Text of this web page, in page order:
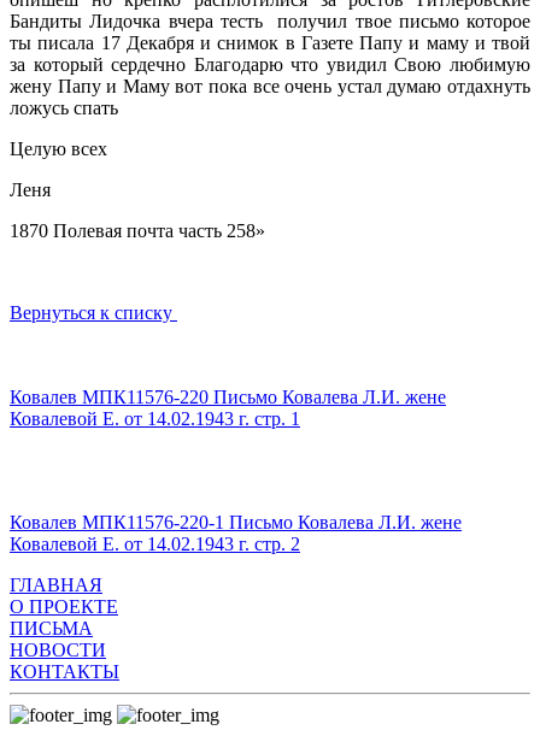
Бандиты Лидочка вчера тесть получил твое письмо которое
ты писала 17 Декабря и снимок в Газете Папу и маму и твой
за который сердечно Благодарю что увидил Свою любимую
жену Папу и Маму вот пока все очень устал думаю отдахнуть
ложусь спать
Целую всех
Леня
1870 Полевая почта часть 258»
Вернуться к списку
Ковалев МПК11576-220 Письмо Ковалева Л.И. жене
Ковалевой Е. от 14.02.1943 г. стр. 1
Ковалев МПК11576-220-1 Письмо Ковалева Л.И. жене
Ковалевой Е. от 14.02.1943 г. стр. 2
ГЛАВНАЯ
О ПРОЕКТЕ
ПИСЬМА
НОВОСТИ
КОНТАКТЫ